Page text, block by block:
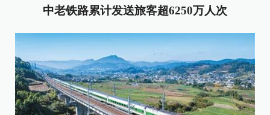
中老铁路累计发送旅客超6250万人次